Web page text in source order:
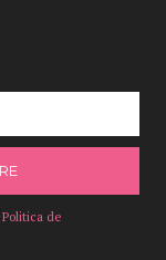
Politica de